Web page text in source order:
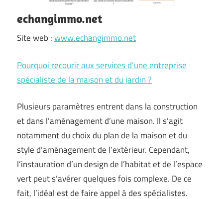
echangimmo.net
Site web :www.echangimmo.net
Pourquoi recourir aux services d’une entreprise
spécialiste de la maison et du jardin ?
Plusieurs paramètres entrent dans la construction
et dans l’aménagement d’une maison. Il s’agit
notamment du choix du plan de la maison et du
style d’aménagement de l’extérieur. Cependant,
l’instauration d’un design de l’habitat et de l’espace
vert peut s’avérer quelques fois complexe. De ce
fait, l’idéal est de faire appel à des spécialistes.